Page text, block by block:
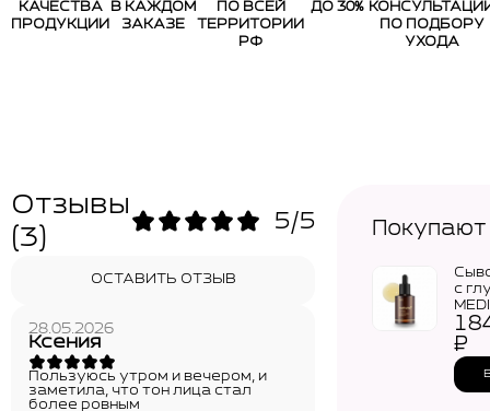
КАЧЕСТВА
ПРОДУКЦИИ
В КАЖДОМ
ЗАКАЗЕ
ПО ВСЕЙ
ТЕРРИТОРИИ
РФ
ДО 30%
ПО ПОДБОРУ
УХОДА
Отзывы
(3)
5/5
ОСТАВИТЬ ОТЗЫВ
28.05.2026
Ксения
Пользуюсь утром и вечером, и
заметила, что тон лица стал
более ровным
с
₽